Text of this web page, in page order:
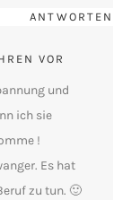
VOR
ANTWORTEN
und
ich sie
!
Es hat
zu tun. 🙂